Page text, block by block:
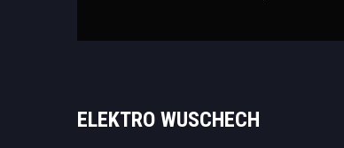
ELEKTRO WUSCHECH